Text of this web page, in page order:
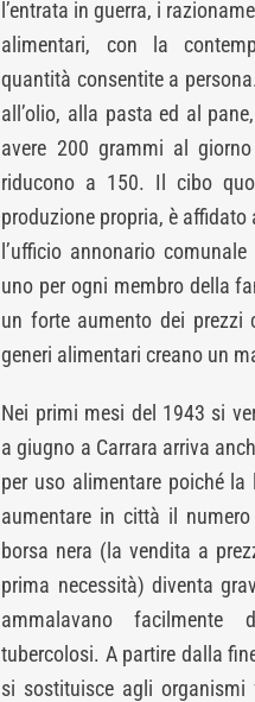
l’entrata in guerra, i
alimentari, con la
quantità consentite a
all’olio, alla pasta ed al
avere 200 grammi al
riducono a 150. Il cibo
produzione propria, è
l’ufficio annonario
uno per ogni membro della
un forte aumento dei prezzi
generi alimentari creano un
Nei primi mesi del 1943 si
a giugno a Carrara arriva
per uso alimentare poiché
aumentare in città il
borsa nera (la vendita a
prima necessità) diventa
ammalavano
tubercolosi. A partire dalla
si sostituisce agli